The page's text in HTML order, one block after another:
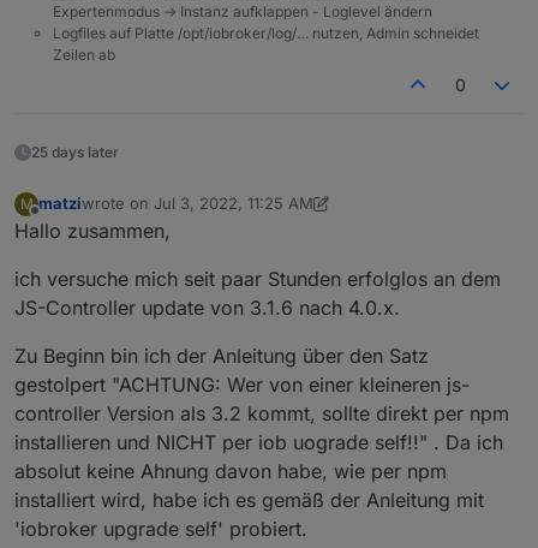
Expertenmodus -> Instanz aufklappen - Loglevel ändern
Logfiles auf Platte /opt/iobroker/log/… nutzen, Admin schneidet
Zeilen ab
0
25 days later
M
Offline
matziwrote on Jul 3, 2022, 11:25 AM
last edited by Negalein Jul 3, 2022, 1:27 PM
Hallo zusammen,
ich versuche mich seit paar Stunden erfolglos an dem
JS-Controller update von 3.1.6 nach 4.0.x.
Zu Beginn bin ich der Anleitung über den Satz
gestolpert "ACHTUNG: Wer von einer kleineren js-
controller Version als 3.2 kommt, sollte direkt per npm
installieren und NICHT per iob uograde self!!" . Da ich
absolut keine Ahnung davon habe, wie per npm
installiert wird, habe ich es gemäß der Anleitung mit
'iobroker upgrade self' probiert.